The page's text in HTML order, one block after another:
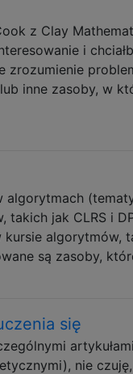
z Clay
i
zrozumienie
inne zasoby, w
algorytmach
jak CLRS i
kursie algorytmów,
są zasoby,
się
artykułami
nie